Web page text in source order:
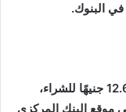
وسجل سعر الريال السعودي اليوم في 12.6987 جنيهًا للشراء،
على موقع البنك المركزي